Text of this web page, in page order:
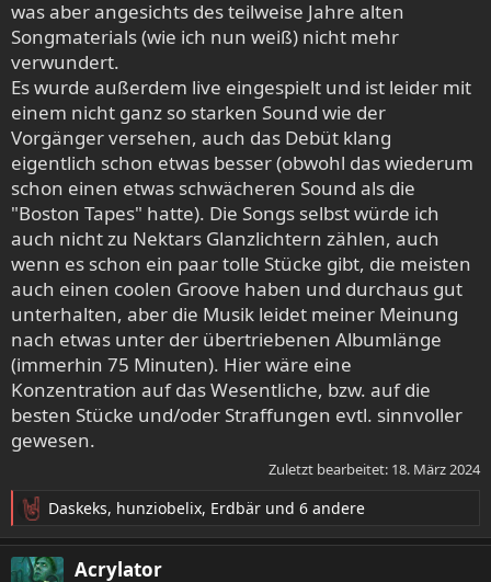
was aber angesichts des teilweise Jahre alten
Songmaterials (wie ich nun weiß) nicht mehr
verwundert.
Es wurde außerdem live eingespielt und ist leider mit
einem nicht ganz so starken Sound wie der
Vorgänger versehen, auch das Debüt klang
eigentlich schon etwas besser (obwohl das wiederum
schon einen etwas schwächeren Sound als die
"Boston Tapes" hatte). Die Songs selbst würde ich
auch nicht zu Nektars Glanzlichtern zählen, auch
wenn es schon ein paar tolle Stücke gibt, die meisten
auch einen coolen Groove haben und durchaus gut
unterhalten, aber die Musik leidet meiner Meinung
nach etwas unter der übertriebenen Albumlänge
(immerhin 75 Minuten). Hier wäre eine
Konzentration auf das Wesentliche, bzw. auf die
besten Stücke und/oder Straffungen evtl. sinnvoller
gewesen.
Zuletzt bearbeitet: 18. März 2024
R
e
a
Daskeks, hunziobelix, Erdbär und 6 andere
Acrylator